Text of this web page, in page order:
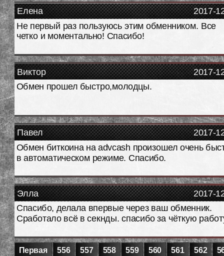
2017-
Елена
Не первый раз пользуюсь этим обменником. Все
четко и моментально! Спасибо!
2017-
Виктор
Обмен прошел быстро,молодцы.
2017-
Павел
Обмен биткоина на advcash произошел очень
в автоматическом режиме. Спасибо.
2017-
Элла
Спасибо, делала впервые через ваш обменник.
Сработало всё в секнды. спасибо за чёткую
Первая 556 557 558 559 560 561 562